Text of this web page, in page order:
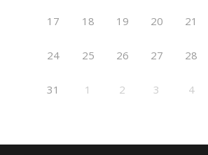
17 18 19 20 21
24 25 26 27 28
31 1 2 3 4